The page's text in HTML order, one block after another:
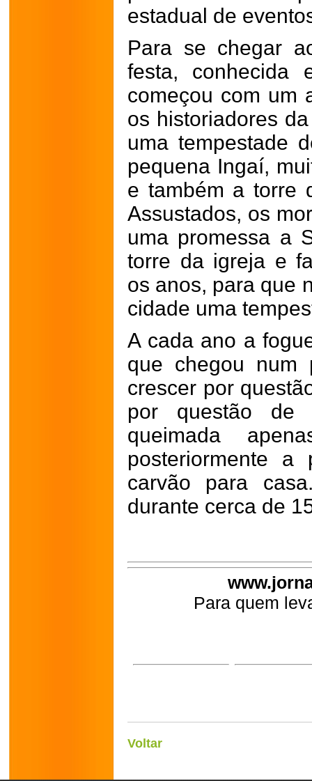
estadual de
Para se chegar
festa, conhecida
começou com um
os historiadores
uma tempestade
pequena Ingaí,
e também a torre
Assustados, os
uma promessa a
torre da igreja e
os anos, para que
cidade uma
A cada ano a
que chegou num
crescer por
por questão de
queimada
posteriormente a
carvão para
durante cerca de
Para quem
Voltar